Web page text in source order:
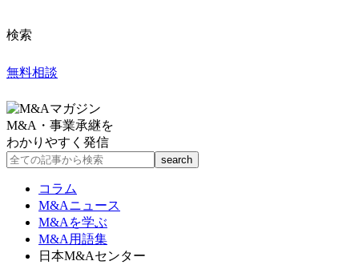
検索
無料相談
M&A・事業承継を
わかりやすく発信
コラム
M&Aニュース
M&Aを学ぶ
M&A用語集
日本M&Aセンター